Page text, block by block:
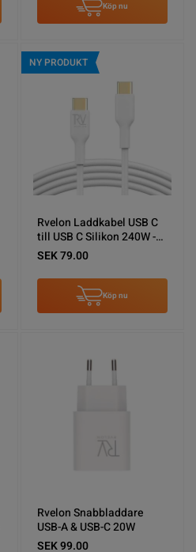
Köp nu
NY PRODUKT
Rvelon Laddkabel USB C
till USB C Silikon 240W -
1M Vit
SEK 79.00
Köp nu
Rvelon Snabbladdare
USB-A & USB-C 20W
SEK 99.00